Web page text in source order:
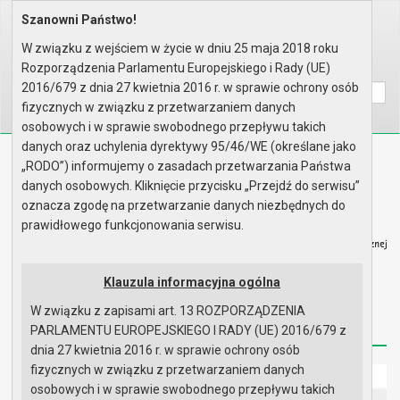
Home Organy Oświadczenia majątkowe
Wyszukaj na stronie:
A AA
Biuletyn Informacji Publicznej
Urząd Miasta i Gminy w Gryfinie
Redakcja Instrukcja korzystania Dostępność
Strona główna
Szanowni Państwo!
W związku z wejściem w życie w dniu 25 maja 2018 roku
Rozporządzenia Parlamentu Europejskiego i Rady (UE)
2016/679 z dnia 27 kwietnia 2016 r. w sprawie ochrony osób
fizycznych w związku z przetwarzaniem danych
osobowych i w sprawie swobodnego przepływu takich
danych oraz uchylenia dyrektywy 95/46/WE (określane jako
„RODO”) informujemy o zasadach przetwarzania Państwa
danych osobowych. Kliknięcie przycisku „Przejdź do serwisu”
oznacza zgodę na przetwarzanie danych niezbędnych do
prawidłowego funkcjonowania serwisu.
Klauzula informacyjna ogólna
W związku z zapisami art. 13 ROZPORZĄDZENIA
PARLAMENTU EUROPEJSKIEGO I RADY (UE) 2016/679 z
dnia 27 kwietnia 2016 r. w sprawie ochrony osób
fizycznych w związku z przetwarzaniem danych
osobowych i w sprawie swobodnego przepływu takich